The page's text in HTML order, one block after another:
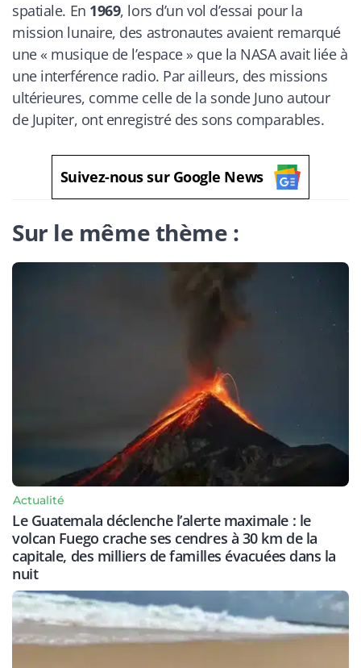
spatiale. En 1969, lors d’un vol d’essai pour la
mission lunaire, des astronautes avaient remarqué
une « musique de l’espace » que la NASA avait liée à
une interférence radio. Par ailleurs, des missions
ultérieures, comme celle de la sonde Juno autour
de Jupiter, ont enregistré des sons comparables.
Suivez-nous sur Google News
Sur le même thème :
Actualité
Le Guatemala déclenche l’alerte maximale : le
volcan Fuego crache ses cendres à 30 km de la
capitale, des milliers de familles évacuées dans la
nuit